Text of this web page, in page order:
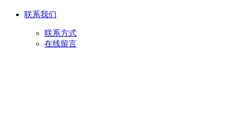
联系我们
联系方式
在线留言